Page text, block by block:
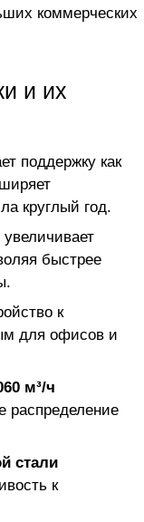
коммерческих
и их
поддержку как
круглый год.
увеличивает
быстрее
к
для офисов и
м³/ч
распределение
стали
к